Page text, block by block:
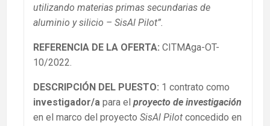
utilizando materias primas secundarias de
aluminio y silicio – SisAl Pilot”.
REFERENCIA DE LA OFERTA: CITMAga-OT-
10/2022.
DESCRIPCIÓN DEL PUESTO: 1 contrato como
investigador/a para el proyecto de investigación
en el marco del proyecto SisAl Pilot concedido en